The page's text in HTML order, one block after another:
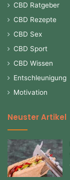
CBD Ratgeber
CBD Rezepte
CBD Sex
CBD Sport
CBD Wissen
Entschleunigung
Motivation
Neuster Artikel